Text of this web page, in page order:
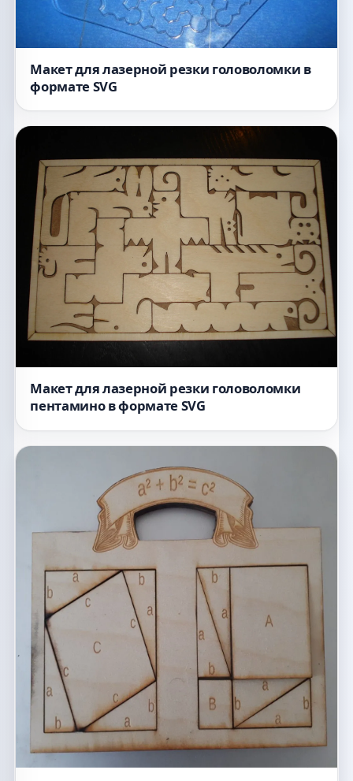
Макет для лазерной резки головоломки в
формате SVG
Макет для лазерной резки головоломки
пентамино в формате SVG